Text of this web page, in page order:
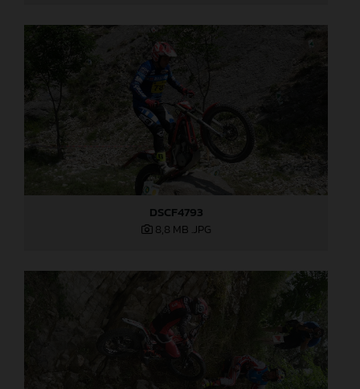
DSCF4793
8,8 MB .JPG